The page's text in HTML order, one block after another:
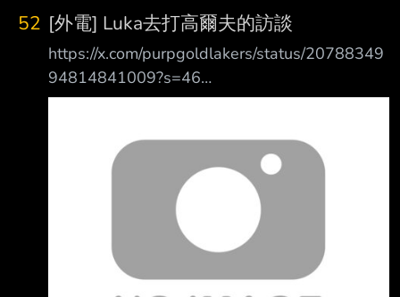
（Big Man） 2. 庫明加（Jonathan Kuminga）
交易熱度降溫 文章提到： * 湖人仍然喜歡庫明
加的天賦。 * 但雙方對合約金額有明顯落差。 *
湖人不願意為了先簽後換（Sign-and-Trade）付
52 [外電] Luka去打高爾夫的訪談
https://x.com/purpgoldlakers/status/20788349
94814841009?s=46
https://x.com/purpgoldlakers/status/20788430
https://x.com/purpgoldlakers/status/20788505
97567045856?s=46 Luka Doncic on the new-
look Lakers roster (via Golf Channel):